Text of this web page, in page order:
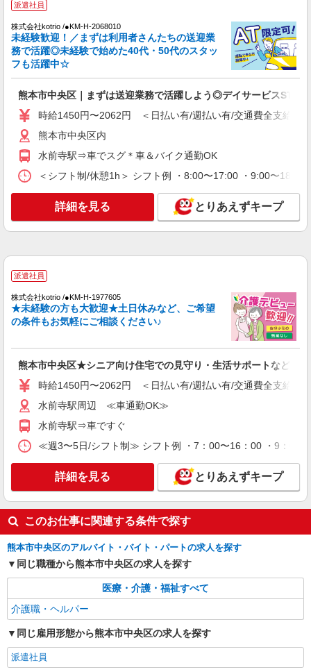
株式会社kotrio /●KM-H-2068728
＼収入アップを全面サポート／小規模デイ
STAFF｜資格支援制度あり
時給1450円〜2062円 ＜日払い有/週払い有/交
キープ 詳細を見る
株式会社kotrio /●KM-H-2051166
タイパ最強！希望の働き方が叶う有料住宅のス
タッフ★＠熊本市中央区
時給1450円〜2062円 ＜日払い有/週払い有/交
通費全支給(ガソリン代含む)＞
派遣社員
株式会社kotrio /●KM-H-2092715
＜黒髪町駅＞障がい児童施設の新規STAFF★
時給1250円〜 ＜資格や経験に応じて決定/交
通費全支給(ガソリン代含む)＞
熊本市中央区
キープ
派遣社員
熊本市中央区＊グループホームSTAFF＊経験
時給1450円〜2062円 ＜日払い有/週払い有/交
通費全支給(ガソリン代含む)＞
熊本市中央区
派遣社員
株式会社kotrio /●KM-H-2086481
＜熊本市中央区＞デイサービスSTAFF募集≪
週3勤務≫≪夕方退社≫
時給1450円〜2062円 ＜日払い有/週払い有/交
派遣社員
株式会社kotrio /●KM-H-2068010
未経験歓迎！／まずは利用者さんたちの送迎業
務で活躍◎未経験で始めた40代・50代のスタッ
フも活躍中☆
熊本市中央区｜まずは送迎業務で活躍しよう◎デイサービスSTAFF
時給1450円〜2062円 ＜日払い有/週払い有/交通費全支給(ガ
熊本市中央区内
水前寺駅⇒車でスグ＊車＆バイク通勤OK
＜シフト制/休憩1h＞ シフト例 ・8:00〜17:00 ・9:00〜
詳細を見る とりあえずキープ
派遣社員
株式会社kotrio /●KM-H-1977605
★未経験の方も大歓迎★土日休みなど、ご希望
の条件もお気軽にご相談ください♪
熊本市中央区★シニア向け住宅での見守り・生活サポートなど★
時給1450円〜2062円 ＜日払い有/週払い有/交通費全支給(ガ
水前寺駅周辺 ≪車通勤OK≫
水前寺駅⇒車ですぐ
≪週3〜5日/シフト制≫ シフト例 ・7：00〜16：00 ・9：00
詳細を見る とりあえずキープ
このお仕事に関連する条件で探す
熊本市中央区のアルバイト・バイト・パートの求人を探す
同じ職種から熊本市中央区の求人を探す
医療・介護・福祉すべて
介護職・ヘルパー
同じ雇用形態から熊本市中央区の求人を探す
派遣社員